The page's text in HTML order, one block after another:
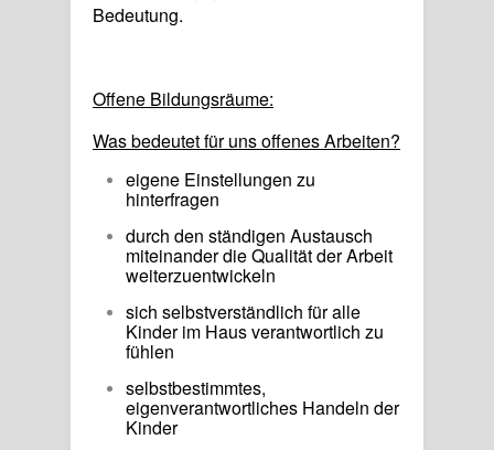
Bedeutung.
Offene Bildungsräume:
Was bedeutet für uns offenes Arbeiten?
eigene Einstellungen zu
hinterfragen
durch den ständigen Austausch
miteinander die Qualität der Arbeit
weiterzuentwickeln
sich selbstverständlich für alle
Kinder im Haus verantwortlich zu
fühlen
selbstbestimmtes,
eigenverantwortliches Handeln der
Kinder